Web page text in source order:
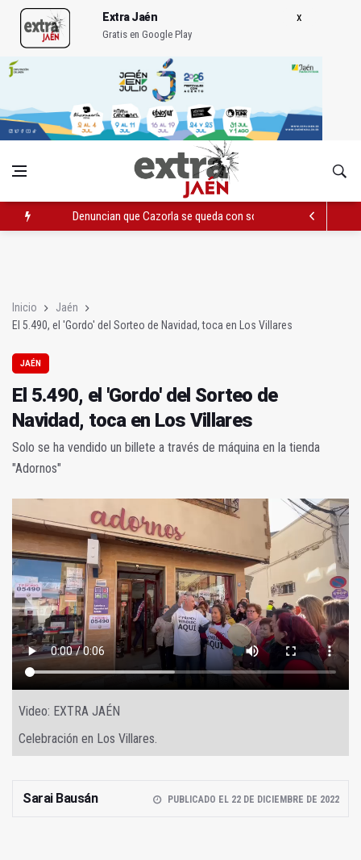
Extra Jaén
Gratis en Google Play
Denuncian que Cazorla se queda con solo dos bomberos por
Inicio
Jaén
El 5.490, el 'Gordo' del Sorteo de Navidad, toca en Los Villares
JAÉN
El 5.490, el 'Gordo' del Sorteo de
Navidad, toca en Los Villares
Solo se ha vendido un billete a través de máquina en la tienda
"Adornos"
Video: EXTRA JAÉN
Celebración en Los Villares.
Sarai Bausán PUBLICADO EL 22 DE DICIEMBRE DE 2022